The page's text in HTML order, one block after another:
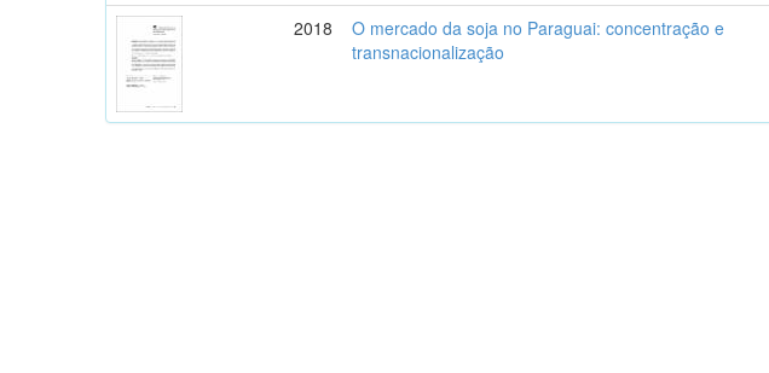
2018
O mercado da soja no Paraguai: concentração e
transnacionalização